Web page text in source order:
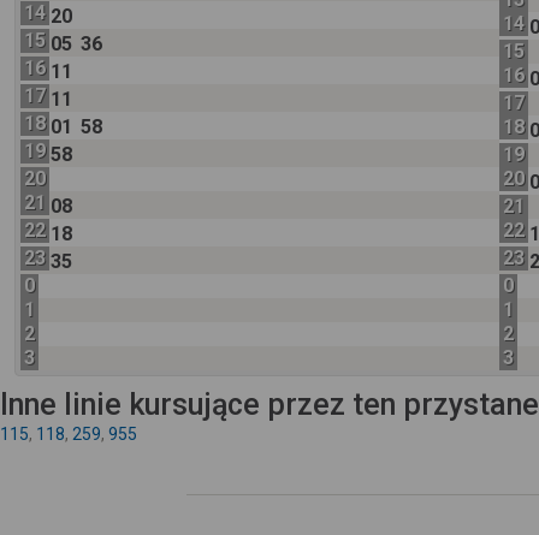
14 20
15 05 36
16 11
17 11
18 01 58
19 58
20
21 08
22 18
23 35
0
1
2
3
14
15
16
17
18
19
20
21
22
23
0
1
2
3
Inne linie kursujące przez ten
115, 118, 259, 955